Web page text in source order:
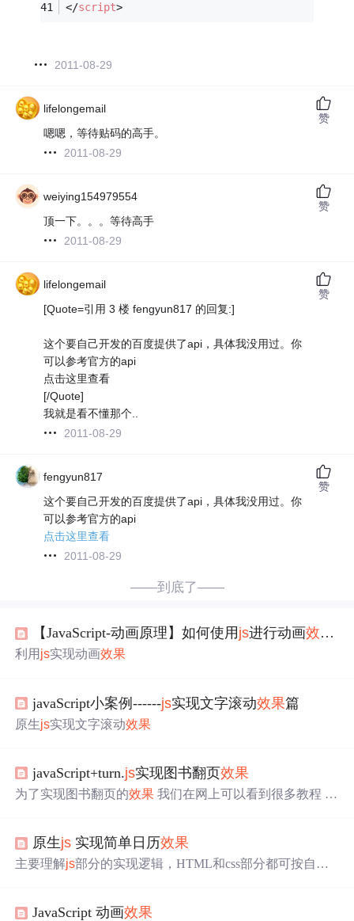
</script>
2011-08-29
lifelongemail
嗯嗯，等待贴码的高手。
2011-08-29
赞
weiying154979554
顶一下。。。等待高手
2011-08-29
赞
lifelongemail
[Quote=引用 3 楼 fengyun817 的回复:]
这个要自己开发的百度提供了api，具体我没用过。你
可以参考官方的api
点击这里查看
[/Quote]
我就是看不懂那个..
2011-08-29
赞
fengyun817
这个要自己开发的百度提供了api，具体我没用过。你
可以参考官方的api
点击这里查看
2011-08-29
赞
——到底了——
【JavaScript-动画原理】如何使用 js进行动画效果
利用 js实现动画效果
javaScript小案例------js实现文字滚动效果篇
原生js实现文字滚动效果
javaScript+turn.js实现图书翻页效果
为了实现图书翻页的效果 我们在网上可以看到很多教程 在
如何使用turn.js实现翻页效果本篇文章只是讲解 turn.
何使用！！！！！！！ 文章最后提供源码下载，结合源码
原生js 实现简单日历效果
主要理解js部分的实现逻辑，HTML和css部分都可按自己
="stylesheet" ...
JavaScript 动画效果